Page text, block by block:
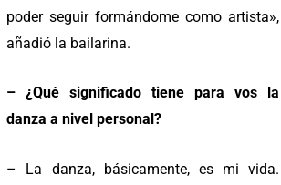
poder seguir formándome como artista»,
añadió la bailarina.
– ¿Qué significado tiene para vos la
danza a nivel personal?
– La danza, básicamente, es mi vida.